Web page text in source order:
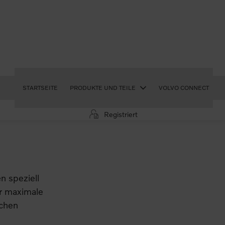
STARTSEITE PRODUKTE UND TEILE VOLVO CONNECT
Registriert
speziell
maximale